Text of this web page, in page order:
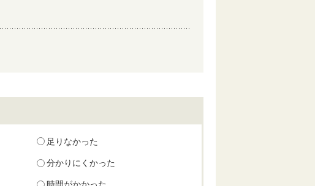
足りなかった
分かりにくかった